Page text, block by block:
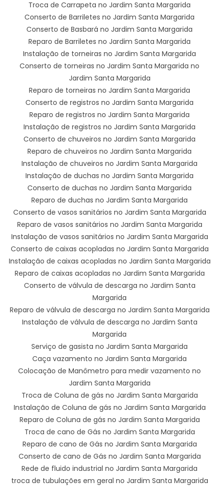
Troca de Carrapeta no Jardim Santa Margarida
Conserto de Barriletes no Jardim Santa Margarida
Conserto de Basbará no Jardim Santa Margarida
Reparo de Barriletes no Jardim Santa Margarida
Instalação de torneiras no Jardim Santa Margarida
Conserto de torneiras no Jardim Santa Margarida no
Jardim Santa Margarida
Reparo de torneiras no Jardim Santa Margarida
Conserto de registros no Jardim Santa Margarida
Reparo de registros no Jardim Santa Margarida
Instalação de registros no Jardim Santa Margarida
Conserto de chuveiros no Jardim Santa Margarida
Reparo de chuveiros no Jardim Santa Margarida
Instalação de chuveiros no Jardim Santa Margarida
Instalação de duchas no Jardim Santa Margarida
Conserto de duchas no Jardim Santa Margarida
Reparo de duchas no Jardim Santa Margarida
Conserto de vasos sanitários no Jardim Santa Margarida
Reparo de vasos sanitários no Jardim Santa Margarida
Instalação de vasos sanitários no Jardim Santa Margarida
Conserto de caixas acopladas no Jardim Santa Margarida
Instalação de caixas acopladas no Jardim Santa Margarida
Reparo de caixas acopladas no Jardim Santa Margarida
Conserto de válvula de descarga no Jardim Santa
Margarida
Reparo de válvula de descarga no Jardim Santa Margarida
Instalação de válvula de descarga no Jardim Santa
Margarida
Serviço de gasista no Jardim Santa Margarida
Caça vazamento no Jardim Santa Margarida
Colocação de Manômetro para medir vazamento no
Jardim Santa Margarida
Troca de Coluna de gás no Jardim Santa Margarida
Instalação de Coluna de gás no Jardim Santa Margarida
Reparo de Coluna de gás no Jardim Santa Margarida
Troca de cano de Gás no Jardim Santa Margarida
Reparo de cano de Gás no Jardim Santa Margarida
Conserto de cano de Gás no Jardim Santa Margarida
Rede de fluido industrial no Jardim Santa Margarida
troca de tubulações em geral no Jardim Santa Margarida